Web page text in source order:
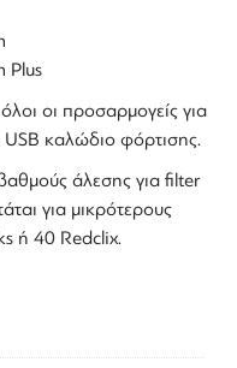
Plus
οι προσαρμογείς για
USB καλώδιο φόρτισης.
βαθμούς άλεσης για filter
για μικρότερους
ή 40 Redclix.